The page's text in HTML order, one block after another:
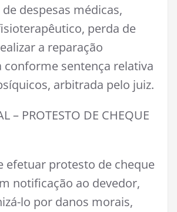
despesas médicas,
perda de
a reparação
conforme sentença relativa
arbitrada pelo juiz.
– PROTESTO DE CHEQUE
efetuar protesto de cheque
notificação ao devedor,
lo por danos morais,